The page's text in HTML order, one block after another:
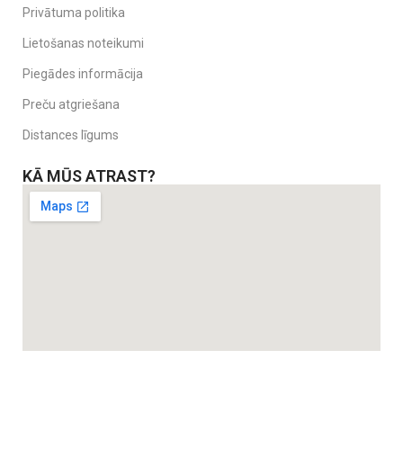
Privātuma politika
Lietošanas noteikumi
Piegādes informācija
Preču atgriešana
Distances līgums
KĀ MŪS ATRAST?